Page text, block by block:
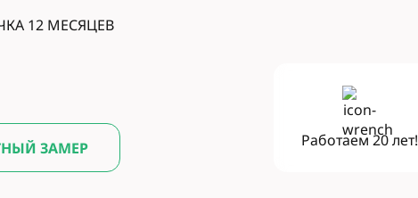
12 МЕСЯЦЕВ
ЗАМЕР Работаем20 лет!